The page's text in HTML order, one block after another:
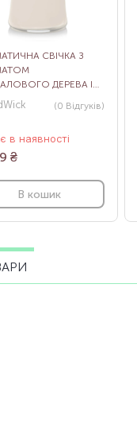
СВІЧКА З
ДЕРЕВА І
LARGE
TEAK, 609 Г
(0 Відгуків)
в наявності
₴
В кошик